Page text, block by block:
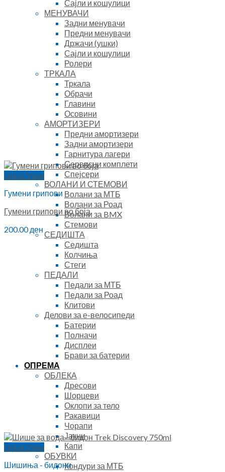
Сајли и кошулици
МЕНУВАЧИ
Задни менувачи
Предни менувачи
Држачи (ушки)
Сајли и кошулици
Ролери
ТРКАЛА
Тркала
Обрачи
Главини
Осовини
АМОРТИЗЕРИ
Предни амортизери
Задни амортизери
Гарнитура лагери
Сервисни комплети
Спејсери
ВОЛАНИ И СТЕМОВИ
Волани за МТБ
Волани за Роад
Волани за BMX
Стемови
СЕДИШТА
Седишта
Колчиња
Стеги
ПЕДАЛИ
Педали за МТБ
Педали за Роад
Клитови
Делови за е-велосипеди
Батерии
Полначи
Дисплеи
Брави за батерии
ОПРЕМА
ОБЛЕКА
Дресови
Шорцеви
Оклопи за тело
Ракавици
Чорапи
Јакни
Капи
ОБУВКИ
Кондури за МТБ
Quick View
Гумени грипови
Гумени грипови во боја
200.00ден
Quick View
Шишиња - бидони